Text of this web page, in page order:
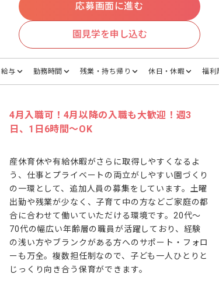
応募画面に進む
園見学を申し込む
給与 勤務時間 残業・持ち帰り 休日・休暇 福利
4月入職可！4月以降の入職も大歓迎！週3
日、1日6時間～OK
産休育休や有給休暇がさらに取得しやすくなるよ
う、仕事とプライベートの両立がしやすい園づくり
の一環として、追加人員の募集をしています。土曜
出勤や残業が少なく、子育て中の方などご家庭の都
合に合わせて働いていただける環境です。20代～
70代の幅広い年齢層の職員が活躍しており、経験
の浅い方やブランクがある方へのサポート・フォロ
ーも万全。複数担任制なので、子ども一人ひとりと
じっくり向き合う保育ができます。